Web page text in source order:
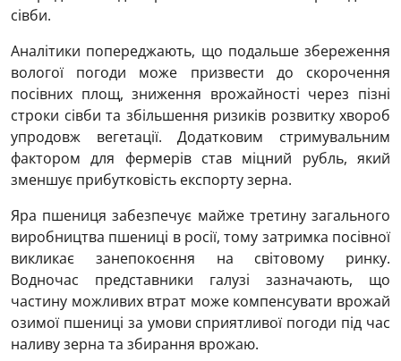
сівби.
Аналітики попереджають, що подальше збереження
вологої погоди може призвести до скорочення
посівних площ, зниження врожайності через пізні
строки сівби та збільшення ризиків розвитку хвороб
упродовж вегетації. Додатковим стримувальним
фактором для фермерів став міцний рубль, який
зменшує прибутковість експорту зерна.
Яра пшениця забезпечує майже третину загального
виробництва пшениці в росії, тому затримка посівної
викликає занепокоєння на світовому ринку.
Водночас представники галузі зазначають, що
частину можливих втрат може компенсувати врожай
озимої пшениці за умови сприятливої погоди під час
наливу зерна та збирання врожаю.